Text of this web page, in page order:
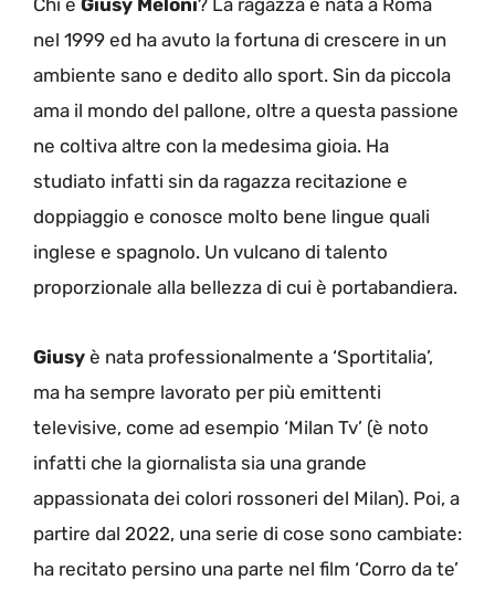
Chi è Giusy Meloni? La ragazza è nata a Roma
nel 1999 ed ha avuto la fortuna di crescere in un
ambiente sano e dedito allo sport. Sin da piccola
ama il mondo del pallone, oltre a questa passione
ne coltiva altre con la medesima gioia. Ha
studiato infatti sin da ragazza recitazione e
doppiaggio e conosce molto bene lingue quali
inglese e spagnolo. Un vulcano di talento
proporzionale alla bellezza di cui è portabandiera.
Giusy è nata professionalmente a ‘Sportitalia’,
ma ha sempre lavorato per più emittenti
televisive, come ad esempio ‘Milan Tv’ (è noto
infatti che la giornalista sia una grande
appassionata dei colori rossoneri del Milan). Poi, a
partire dal 2022, una serie di cose sono cambiate:
ha recitato persino una parte nel film ‘Corro da te’